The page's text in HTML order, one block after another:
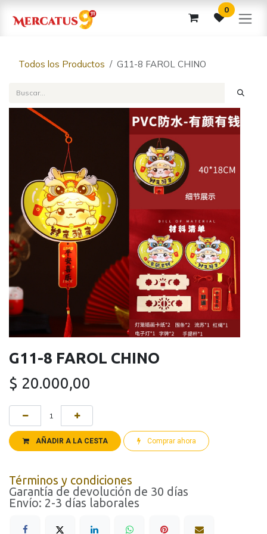
0
Todos los Productos G11-8 FAROL CHINO
G11-8 FAROL CHINO
$ 20.000,00
AÑADIR A LA CESTA Comprar ahora
Términos y condiciones
Garantía de devolución de 30 días
Envío: 2-3 días laborales